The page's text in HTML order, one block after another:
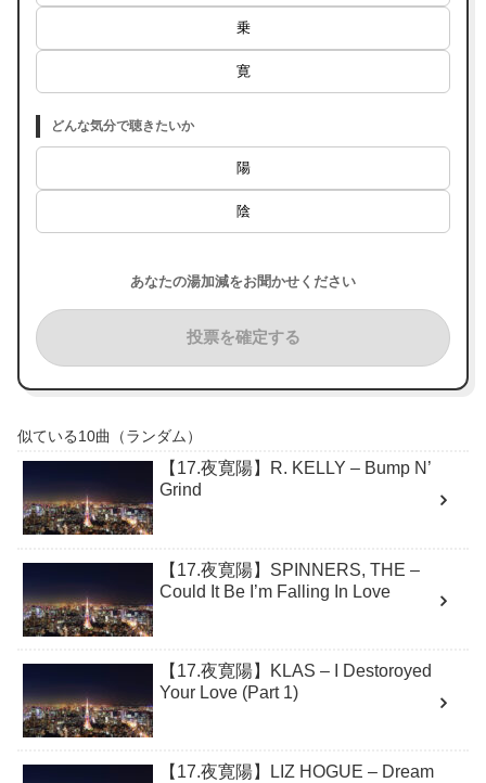
乗
寛
どんな気分で聴きたいか
陽
陰
あなたの湯加減をお聞かせください
投票を確定する
似ている10曲（ランダム）
【17.夜寛陽】R. KELLY – Bump N’
Grind
【17.夜寛陽】SPINNERS, THE –
Could It Be I’m Falling In Love
【17.夜寛陽】KLAS – I Destoroyed
Your Love (Part 1)
【17.夜寛陽】LIZ HOGUE – Dream